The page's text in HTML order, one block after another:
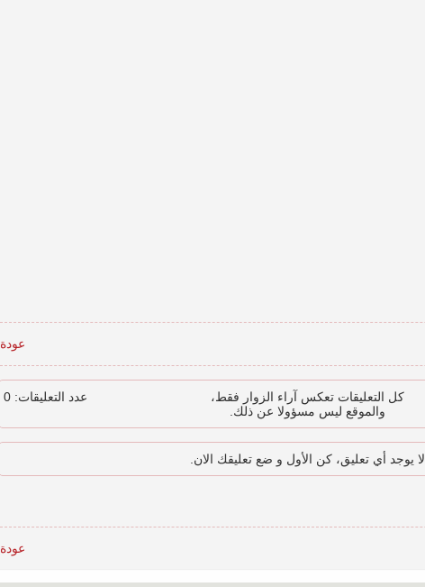
عودة
كل التعليقات تعكس آراء الزوار فقط،
والموقع ليس مسؤولا عن ذلك.
عدد التعليقات: 0
لا يوجد أي تعليق، كن الأول و ضع تعليقك الان.
عودة